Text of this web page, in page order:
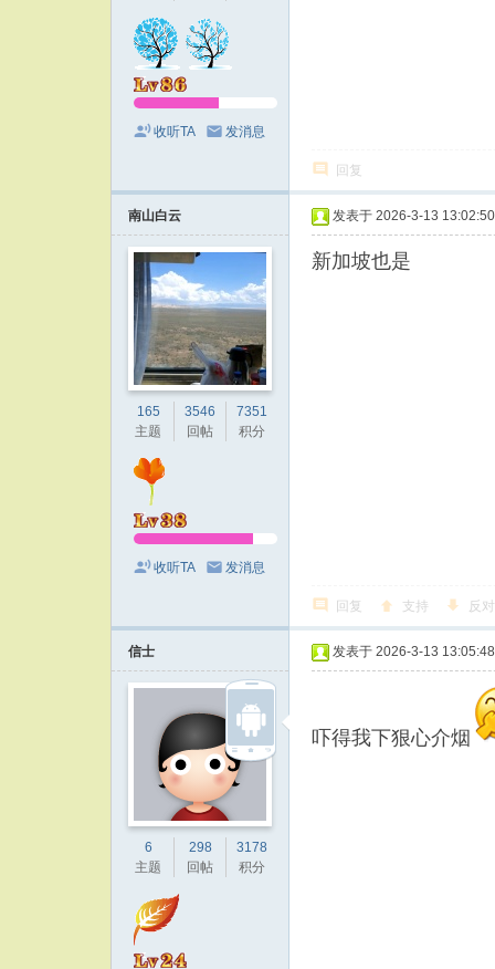
收听TA 发消息
回复
南山白云
165
主题
3546
回帖
7351
积分
收听TA 发消息
发表于 2026-3-13 13:02:50
新加坡也是
回复 支持 反对
信士
6
主题
298
回帖
3178
积分
发表于 2026-3-13 13:05:48
吓得我下狠心介烟